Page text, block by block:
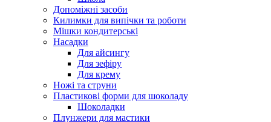
Допоміжні засоби
Килимки для випічки та роботи
Мішки кондитерські
Насадки
Для айсингу
Для зефіру
Для крему
Ножі та струни
Пластикові форми для шоколаду
Шоколадки
Плунжери для мастики